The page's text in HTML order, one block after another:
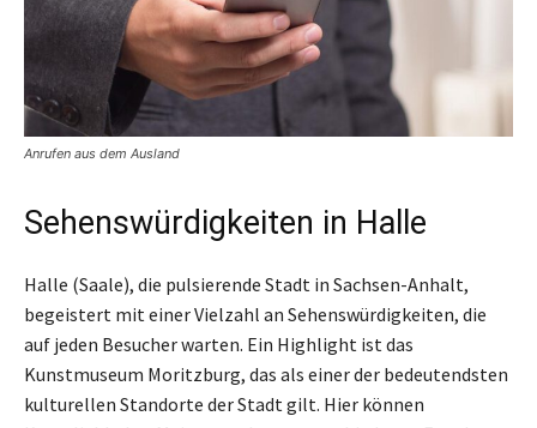
Anrufen aus dem Ausland
Sehenswürdigkeiten in Halle
Halle (Saale), die pulsierende Stadt in Sachsen-Anhalt,
begeistert mit einer Vielzahl an Sehenswürdigkeiten, die
auf jeden Besucher warten. Ein Highlight ist das
Kunstmuseum Moritzburg, das als einer der bedeutendsten
kulturellen Standorte der Stadt gilt. Hier können